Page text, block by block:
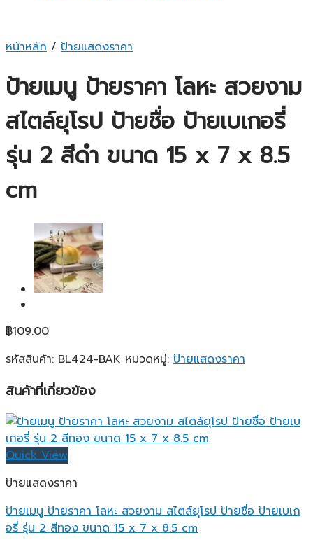
หน้าหลัก / ป้ายแสดงราคา
ป้ายเมนู ป้ายราคา โลหะ สวยงาม
สไตล์ยุโรป ป้ายชื่อ ป้ายเบเกอรี่
รุ่น 2 สีดำ ขนาด 15 x 7 x 8.5
cm
฿109.00
รหัสสินค้า: BL424-BAK หมวดหมู่: ป้ายแสดงราคา
สินค้าที่เกี่ยวข้อง
Quick View
ป้ายแสดงราคา
ป้ายเมนู ป้ายราคา โลหะ สวยงาม สไตล์ยุโรป ป้ายชื่อ ป้ายเบเก
อรี่ รุ่น 2 สีทอง ขนาด 15 x 7 x 8.5 cm